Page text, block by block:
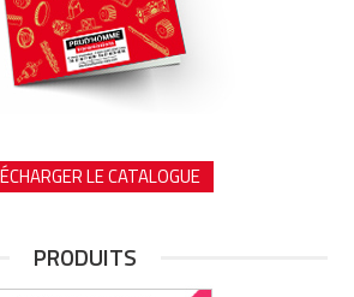
LE CATALOGUE
PRODUITS